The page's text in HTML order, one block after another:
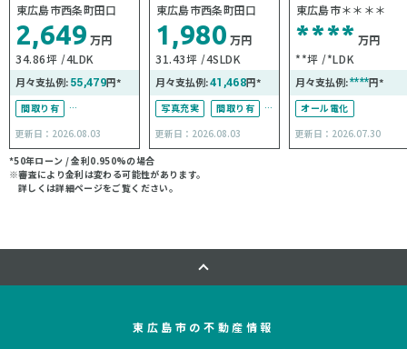
東広島市西条町田口
2,649 万円
34.86坪 4LDK
月々支払例:55,479円*
間取り有
駐車場2台可
更新日：2026.08.03
東広島市西条町田口
1,980 万円
31.43坪 4SLDK
月々支払例:41,468円*
写真充実
間取り有
オール電化
更新日：2026.08.03
東広島市＊＊＊＊
**** 万円
**坪 *LDK
月々支払例:****円*
オール電化
更新日：2026.07.30
*50年ローン / 金利0.950%の場合
※審査により金利は変わる可能性があります。
詳しくは詳細ページをご覧ください。
東広島市の不動産情報